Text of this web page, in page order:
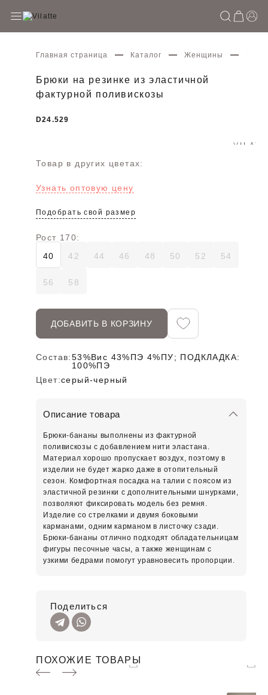
Главная страница Каталог Женщины
Брюки на резинке из эластичной
фактурной поливискозы
D24.529
Товар в других цветах:
Узнать оптовую цену
Подобрать свой размер
Рост 170:
40
42 44 46 48 50 52 54
56 58
ДОБАВИТЬ В КОРЗИНУ
Состав:53%Вис 43%ПЭ 4%ПУ; ПОДКЛАДКА:
100%ПЭ
Цвет:серый-черный
Описание товара
Брюки-бананы выполнены из фактурной
поливискозы с добавлением нити эластана.
Материал хорошо пропускает воздух, поэтому в
изделии не будет жарко даже в отопительный
сезон. Комфортная посадка на талии с поясом из
эластичной резинки с дополнительными шнурками,
позволяют фиксировать модель без ремня.
Изделие со стрелками и двумя боковыми
карманами, одним карманом в листочку сзади.
Брюки-бананы отлично подходят обладательницам
фигуры песочные часы, а также женщинам с
узкими бедрами помогут уравновесить пропорции.
Поделиться
ПОХОЖИЕ ТОВАРЫ